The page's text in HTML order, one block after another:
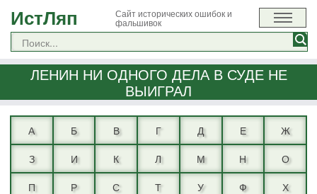
ИстЛяп Сайт исторических ошибок и
фальшивок
ЛЕНИН НИ ОДНОГО ДЕЛА В СУДЕ НЕ
ВЫИГРАЛ
А Б В Г Д Е
Ж
З
И К Л М Н
О
П
Р С Т У Ф
Х